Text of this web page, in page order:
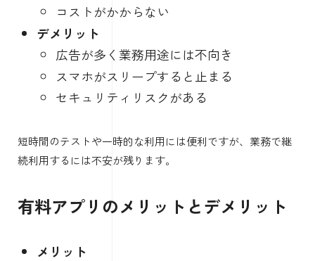
コストがかからない
デメリット
広告が多く業務用途には不向き
スマホがスリープすると止まる
セキュリティリスクがある
短時間のテストや一時的な利用には便利ですが、業務で継
続利用するには不安が残ります。
有料アプリのメリットとデメリット
メリット